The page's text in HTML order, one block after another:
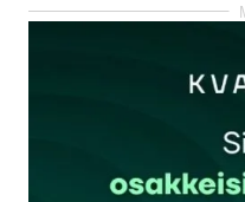
rekisteröityä